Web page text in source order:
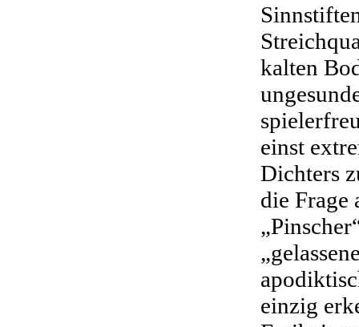
kalten
einst
Dichters
die Frage
einzig